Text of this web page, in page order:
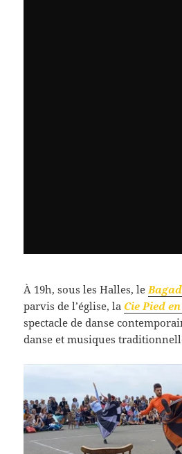
À 19h, sous les Halles, le
parvis de l’église, la Cie Pied
spectacle de danse
danse et musiques